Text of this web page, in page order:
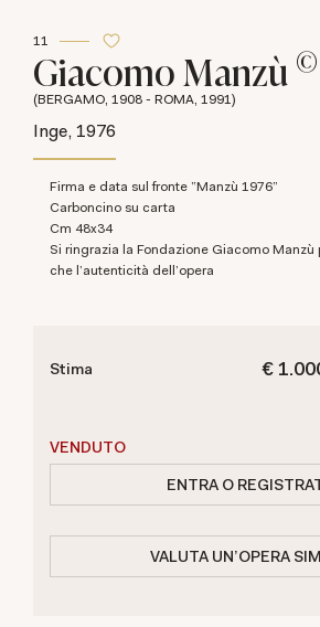
11
Giacomo Manzù ©
(BERGAMO, 1908 - ROMA, 1991)
Inge, 1976
Firma e data sul fronte "Manzù 1976"
Carboncino su carta
cm 48x34
Si ringrazia la Fondazione Giacomo Manzù per aver confermato
che l'autenticità dell'opera
€
Stima
VENDUTO
ENTRA O
VALUTA UN'OPERA